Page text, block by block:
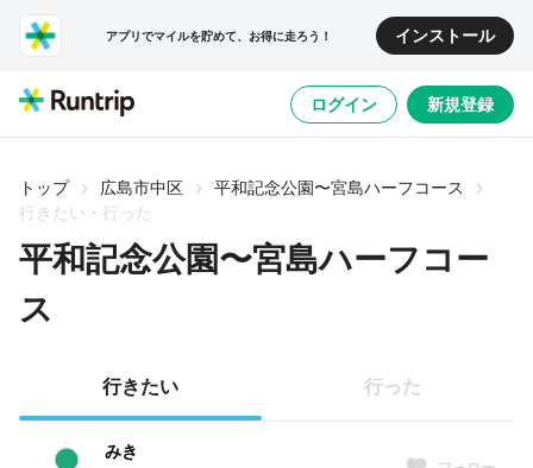
アプリでマイルを貯めて、お得に走ろう！ インストール
ログイン 新規登録
トップ 広島市中区
平和記念公園〜宮島ハーフコース
行きたい・行った
平和記念公園〜宮島ハーフコー
ス
行きたい 行った
みき